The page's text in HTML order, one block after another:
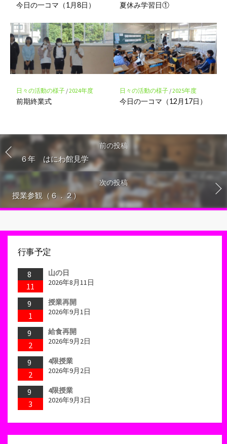
今日の一コマ（1月8日） 夏休み学習日①
日々の活動の様子/2024年度
前期終業式
日々の活動の様子/2025年度
今日の一コマ（12月17日）
前の投稿
６年 はにわ館見学
次の投稿
授業参観（６．２）
行事予定
8
11
山の日
2026年8月11日
9
1
授業再開
2026年9月1日
9
2
給食再開
2026年9月2日
9
2
4限授業
2026年9月2日
9
3
4限授業
2026年9月3日